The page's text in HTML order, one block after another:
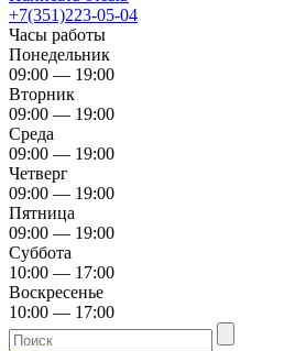
+7(351)223-05-04
Часы работы
Понедельник
09:00 — 19:00
Вторник
09:00 — 19:00
Среда
09:00 — 19:00
Четверг
09:00 — 19:00
Пятница
09:00 — 19:00
Суббота
10:00 — 17:00
Воскресенье
10:00 — 17:00